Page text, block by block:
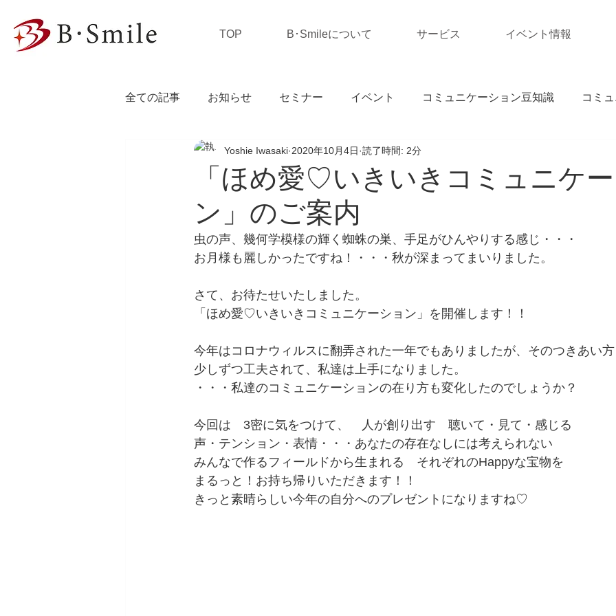
TOP B･Smileについて サービス イベント情報
全ての記事 お知らせ セミナー イベント コミュニケーション豆知識 コミ
私の独り言
「ほめ愛♡いきいきコミュニケ
ン」のご案内
Yoshie Iwasaki 2020年10月4日 読了時間: 2分
虫の声、幾何学模様の輝く蜘蛛の巣、手足がひんやりする感じ・・・
お月様も麗しかったですね！・・・秋が深まってまいりました。
さて、お待たせいたしました。
「ほめ愛♡いきいきコミュニケーション」を開催します！！
今年はコロナウィルスに翻弄された一年でもありましたが、そのつきあい
少しずつ工夫されて、私達は上手になりました。
・・・私達のコミュニケーションの在り方も変化したのでしょうか？
今回は　3密に気をつけて、　人が創り出す　聴いて・見て・感じる
声・テンション・表情・・・あなたの存在なしには考えられない
みんなで作るフィールドから生まれる　それぞれのHappyな宝物を
まるっと！お持ち帰りいただきます！！
きっと素晴らしい今年の自分へのプレゼントになりますね♡